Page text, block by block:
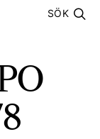
SÖK